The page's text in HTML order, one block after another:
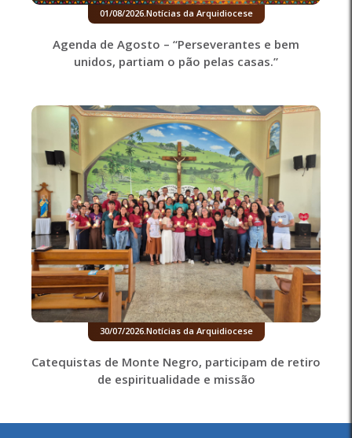
01/08/2026. Notícias da Arquidiocese
Agenda de Agosto – “Perseverantes e bem
unidos, partiam o pão pelas casas.”
30/07/2026. Notícias da Arquidiocese
Catequistas de Monte Negro, participam de retiro
de espiritualidade e missão